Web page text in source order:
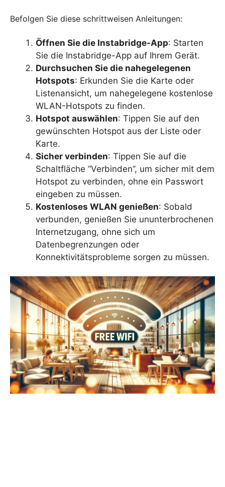
Befolgen Sie diese schrittweisen Anleitungen:
Öffnen Sie die Instabridge-App: Starten
Sie die Instabridge-App auf Ihrem Gerät.
Durchsuchen Sie die nahegelegenen
Hotspots: Erkunden Sie die Karte oder
Listenansicht, um nahegelegene kostenlose
WLAN-Hotspots zu finden.
Hotspot auswählen: Tippen Sie auf den
gewünschten Hotspot aus der Liste oder
Karte.
Sicher verbinden: Tippen Sie auf die
Schaltfläche “Verbinden”, um sicher mit dem
Hotspot zu verbinden, ohne ein Passwort
eingeben zu müssen.
Kostenloses WLAN genießen: Sobald
verbunden, genießen Sie ununterbrochenen
Internetzugang, ohne sich um
Datenbegrenzungen oder
Konnektivitätsprobleme sorgen zu müssen.